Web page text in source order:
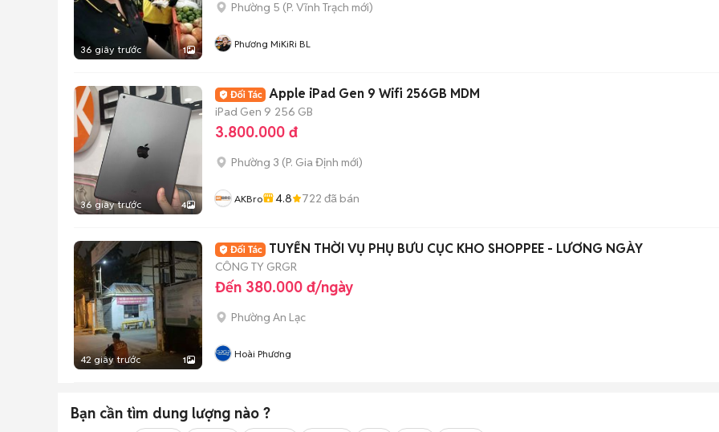
36 giây trước 1
Phường 5 (P. Vĩnh Trạch mới)
Phương MiKiRi BL
36 giây trước 4
Apple iPad Gen 9 Wifi 256GB MDM
iPad Gen 9 256 GB
3.800.000 đ
Phường 3 (P. Gia Định mới)
AKBro 4.8 722 đã bán
42 giây trước 1
TUYỂN THỜI VỤ PHỤ BƯU CỤC KHO SHOPPEE - LƯƠNG NGÀY
CÔNG TY GRGR
Đến 380.000 đ/ngày
Phường An Lạc
Hoài Phương
Bạn cần tìm dung lượng nào ?